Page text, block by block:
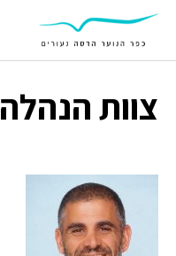
צוות הנהלה